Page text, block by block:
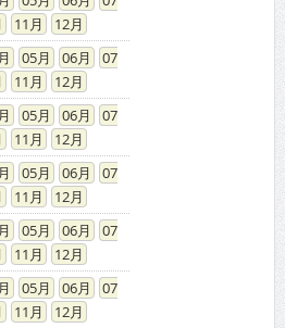
11
12
05 06
07
11
12
05 06
07
11
12
05 06
07
11
12
05 06
07
11
12
05 06
07
11
12